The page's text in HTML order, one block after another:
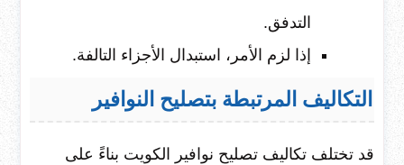
التدفق.
إذا لزم الأمر، استبدال الأجزاء التالفة.
التكاليف المرتبطة بتصليح النوافير
قد تختلف تكاليف تصليح نوافير الكويت بناءً على